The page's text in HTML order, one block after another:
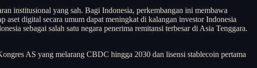
institusional yang sah. Bagi Indonesia, perkembangan ini membawa
aset digital secara umum dapat meningkat di kalangan investor Indonesia
sebagai salah satu negara penerima remitansi terbesar di Asia Tenggara.
AS yang melarang CBDC hingga 2030 dan lisensi stablecoin pertama